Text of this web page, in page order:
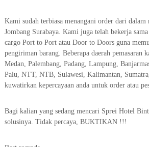
Kami sudah terbiasa menangani order dari dalam
Jombang Surabaya. Kami juga telah bekerja
cargo Port to Port atau Door to Doors guna
pengiriman barang. Beberapa daerah pemasaran
Medan, Palembang, Padang, Lampung,
Palu, NTT, NTB, Sulawesi, Kalimantan,
kuwatirkan kepercayaan anda untuk order atau
Bagi kalian yang sedang mencari Sprei Hotel
solusinya. Tidak percaya, BUKTIKAN !!!